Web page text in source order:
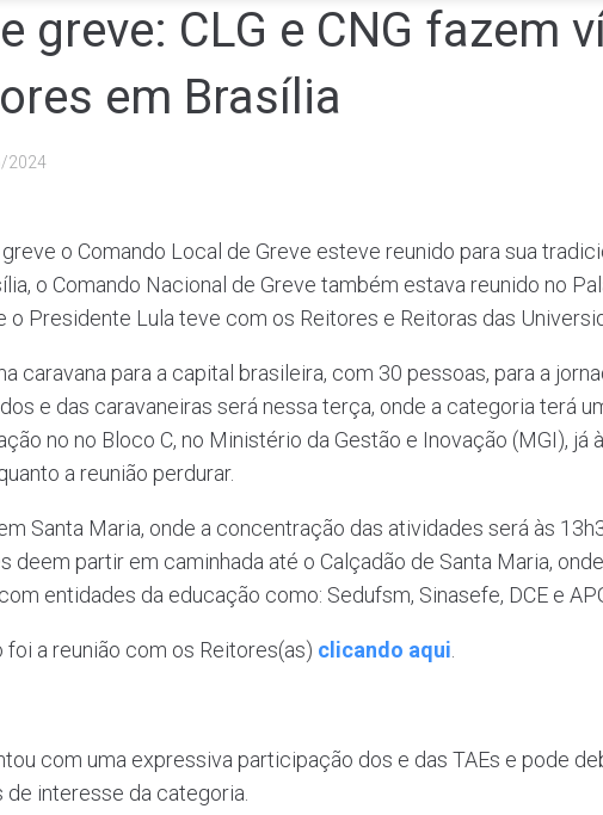
greve: CLG e CNG fazem
em Brasília
2024
o Comando Local de Greve esteve reunido para sua
o Comando Nacional de Greve também estava reunido no
o Presidente Lula teve com os Reitores e Reitoras das
caravana para a capital brasileira, com 30 pessoas, para a
e das caravaneiras será nessa terça, onde a categoria terá
no no Bloco C, no Ministério da Gestão e Inovação (MGI),
a reunião perdurar.
Santa Maria, onde a concentração das atividades será às
deem partir em caminhada até o Calçadão de Santa Maria,
entidades da educação como: Sedufsm, Sinasefe, DCE e
a reunião com os Reitores(as) clicando aqui
com uma expressiva participação dos e das TAEs e pode
interesse da categoria.